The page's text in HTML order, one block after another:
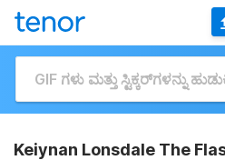
Keiynan Lonsdale The